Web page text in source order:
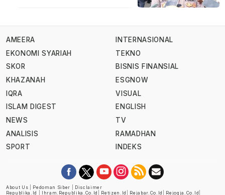
AMEERA
EKONOMI SYARIAH
SKOR
KHAZANAH
IQRA
ISLAM DIGEST
NEWS
ANALISIS
SPORT
INTERNASIONAL
TEKNO
BISNIS FINANSIAL
ESGNOW
VISUAL
ENGLISH
TV
RAMADHAN
INDEKS
About Us Pedoman Siber
Disclaimer
Republika.id
Ihram.republika.co.id Retizen.id Rejabar.co.id Rejogja.co.id